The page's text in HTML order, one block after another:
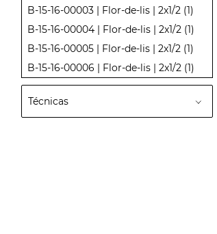
B-15-16-00003 | Flor-de-lis | 2x1/2 (1)
B-15-16-00004 | Flor-de-lis | 2x1/2 (1)
B-15-16-00005 | Flor-de-lis | 2x1/2 (1)
B-15-16-00006 | Flor-de-lis | 2x1/2 (1)
Técnicas